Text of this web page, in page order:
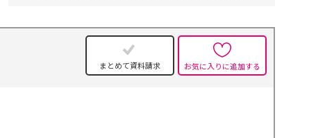
まとめて資料請求 お気に入りに追加する